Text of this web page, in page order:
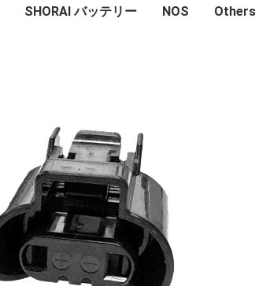
ETFE 配線
シールド線
モールド線
FEP 配線
シールド線
モールド線
ハンダ付 収縮
耐熱収縮メッ
切れ込み付 メ
DR
DW
DW クリア
その他
SHORAI バッテリー NOS Others
エン